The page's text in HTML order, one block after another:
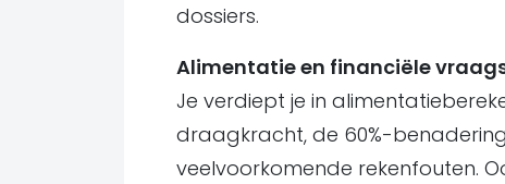
dossiers.
Alimentatie en financiële
Je verdiept je in
draagkracht, de 60%-
veelvoorkomende rekenfouten.